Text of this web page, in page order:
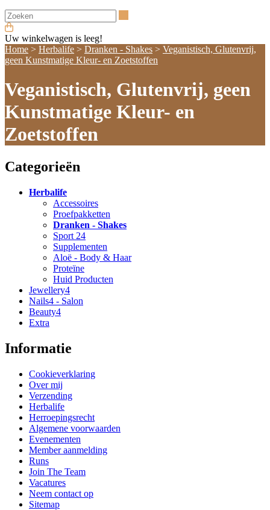
Uw winkelwagen is leeg!
Home > Herbalife > Dranken - Shakes > Veganistisch, Glutenvrij,
geen Kunstmatige Kleur- en Zoetstoffen
Veganistisch, Glutenvrij, geen
Kunstmatige Kleur- en
Zoetstoffen
Categorieën
Herbalife
Accessoires
Proefpakketten
Dranken - Shakes
Sport 24
Supplementen
Aloë - Body & Haar
Proteïne
Huid Producten
Jewellery4
Nails4 - Salon
Beauty4
Extra
Informatie
Cookieverklaring
Over mij
Verzending
Herbalife
Herroepingsrecht
Algemene voorwaarden
Evenementen
Member aanmelding
Runs
Join The Team
Vacatures
Neem contact op
Sitemap